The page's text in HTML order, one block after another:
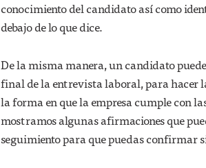
conocimiento del candidato así como
debajo de lo que dice.
De la misma manera, un candidato
final de la entrevista laboral, para hacer
la forma en que la empresa cumple con
mostramos algunas afirmaciones que
seguimiento para que puedas confirmar